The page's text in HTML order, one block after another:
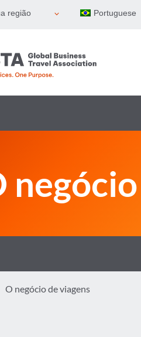
região Portuguese
O negócio de viagens